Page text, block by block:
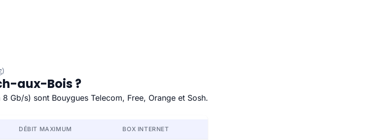
aux-Bois ?
Gb/s) sont Bouygues Telecom, Free, Orange et Sosh.
DÉBIT MAXIMUM BOX INTERNET